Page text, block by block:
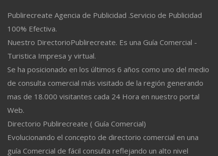
Publirecreate Agencia de Publicidad .Servicio de Publicidad
100% Efectiva.
Nuestro DirectorioPublirecreate. Es una Guía Comercial -
Turistica Impresa y virtual.
Se ha posicionado en los últimos 6 años como uno del medio
de consulta comercial más visitado de la región generando
mas de 18.000 visitantes cada 24 Hora en nuestro portal
Web.
Directorio Publirecreate ( Guía Comercial)
Evolucionando el concepto de directorio comercial en una
guía Comercial de fácil consulta reflejando un alto nivel